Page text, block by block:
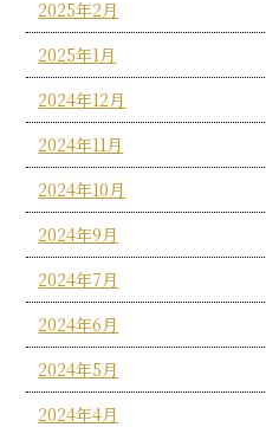
2025年2月
2025年1月
2024年12月
2024年11月
2024年10月
2024年9月
2024年7月
2024年6月
2024年5月
2024年4月